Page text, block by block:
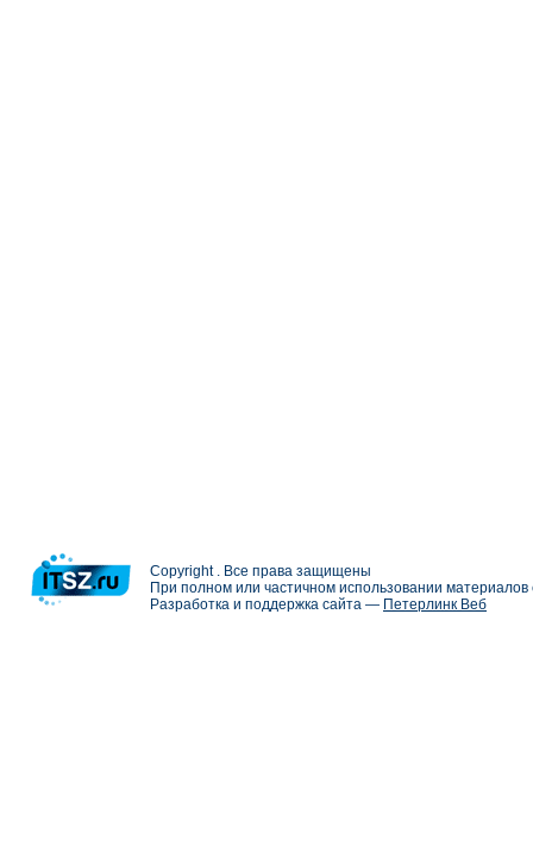
Copyright . Все права защищены
При полном или частичном использовании
Разработка и поддержка сайта — Петерлинк Веб